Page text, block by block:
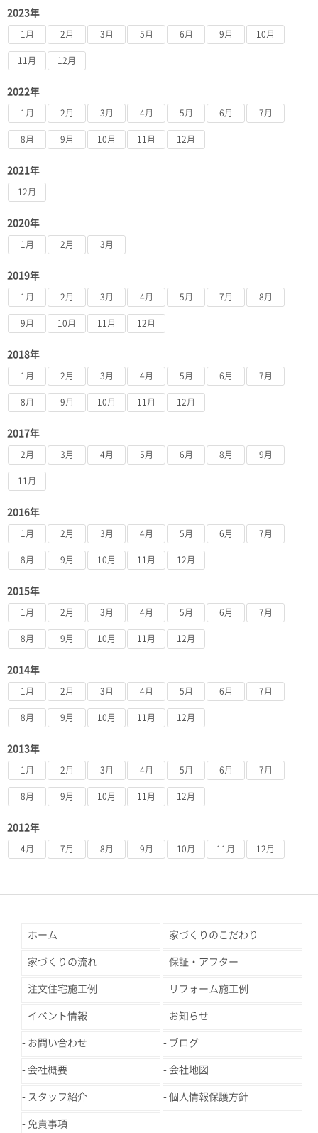
2023年
1月 2月 3月 5月 6月 9月 10月
11月 12月
2022年
1月 2月 3月 4月 5月 6月 7月
8月 9月 10月 11月 12月
2021年
12月
2020年
1月 2月 3月
2019年
1月 2月 3月 4月 5月 7月 8月
9月 10月 11月 12月
2018年
1月 2月 3月 4月 5月 6月 7月
8月 9月 10月 11月 12月
2017年
2月 3月 4月 5月 6月 8月 9月
11月
2016年
1月 2月 3月 4月 5月 6月 7月
8月 9月 10月 11月 12月
2015年
1月 2月 3月 4月 5月 6月 7月
8月 9月 10月 11月 12月
2014年
1月 2月 3月 4月 5月 6月 7月
8月 9月 10月 11月 12月
2013年
1月 2月 3月 4月 5月 6月 7月
8月 9月 10月 11月 12月
2012年
4月 7月 8月 9月 10月 11月 12月
ホーム 家づくりのこだわり
家づくりの流れ 保証・アフター
注文住宅施工例 リフォーム施工例
イベント情報 お知らせ
お問い合わせ ブログ
会社概要 会社地図
スタッフ紹介 個人情報保護方針
免責事項